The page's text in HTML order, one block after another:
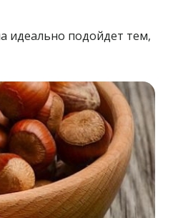
идеально подойдет тем,